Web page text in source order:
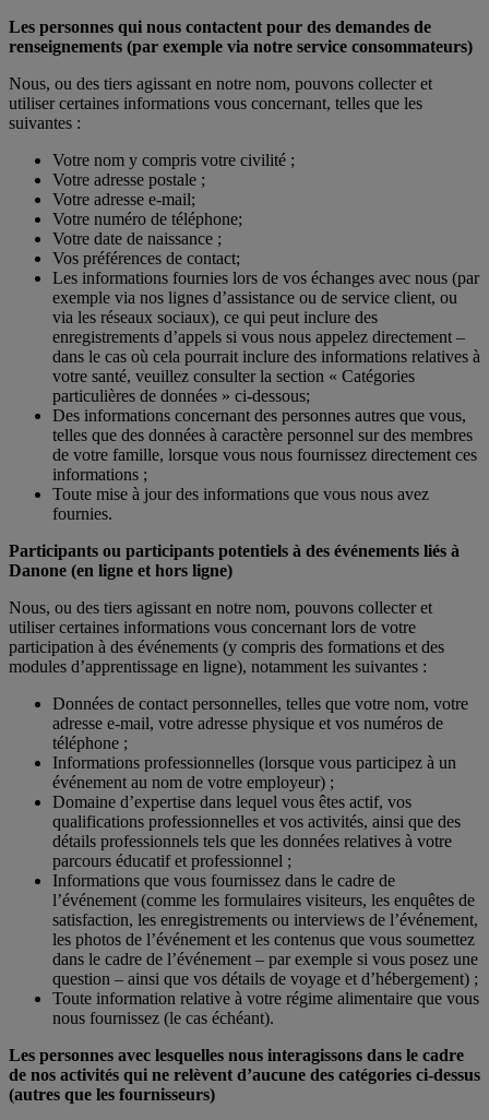
Les personnes qui nous contactent pour des demandes de
renseignements (par exemple via notre service consommateurs)
Nous, ou des tiers agissant en notre nom, pouvons collecter et
utiliser certaines informations vous concernant, telles que les
suivantes :
Votre nom y compris votre civilité ;
Votre adresse postale ;
Votre adresse e-mail;
Votre numéro de téléphone;
Votre date de naissance ;
Vos préférences de contact;
Les informations fournies lors de vos échanges avec nous (par
exemple via nos lignes d’assistance ou de service client, ou
via les réseaux sociaux), ce qui peut inclure des
enregistrements d’appels si vous nous appelez directement –
dans le cas où cela pourrait inclure des informations relatives à
votre santé, veuillez consulter la section « Catégories
particulières de données » ci-dessous;
Des informations concernant des personnes autres que vous,
telles que des données à caractère personnel sur des membres
de votre famille, lorsque vous nous fournissez directement ces
informations ;
Toute mise à jour des informations que vous nous avez
fournies.
Participants ou participants potentiels à des événements liés à
Danone (en ligne et hors ligne)
Nous, ou des tiers agissant en notre nom, pouvons collecter et
utiliser certaines informations vous concernant lors de votre
participation à des événements (y compris des formations et des
modules d’apprentissage en ligne), notamment les suivantes :
Données de contact personnelles, telles que votre nom, votre
adresse e-mail, votre adresse physique et vos numéros de
téléphone ;
Informations professionnelles (lorsque vous participez à un
événement au nom de votre employeur) ;
Domaine d’expertise dans lequel vous êtes actif, vos
qualifications professionnelles et vos activités, ainsi que des
détails professionnels tels que les données relatives à votre
parcours éducatif et professionnel ;
Informations que vous fournissez dans le cadre de
l’événement (comme les formulaires visiteurs, les enquêtes de
satisfaction, les enregistrements ou interviews de l’événement,
les photos de l’événement et les contenus que vous soumettez
dans le cadre de l’événement – par exemple si vous posez une
question – ainsi que vos détails de voyage et d’hébergement) ;
Toute information relative à votre régime alimentaire que vous
nous fournissez (le cas échéant).
Les personnes avec lesquelles nous interagissons dans le cadre
de nos activités qui ne relèvent d’aucune des catégories ci-dessus
(autres que les fournisseurs)